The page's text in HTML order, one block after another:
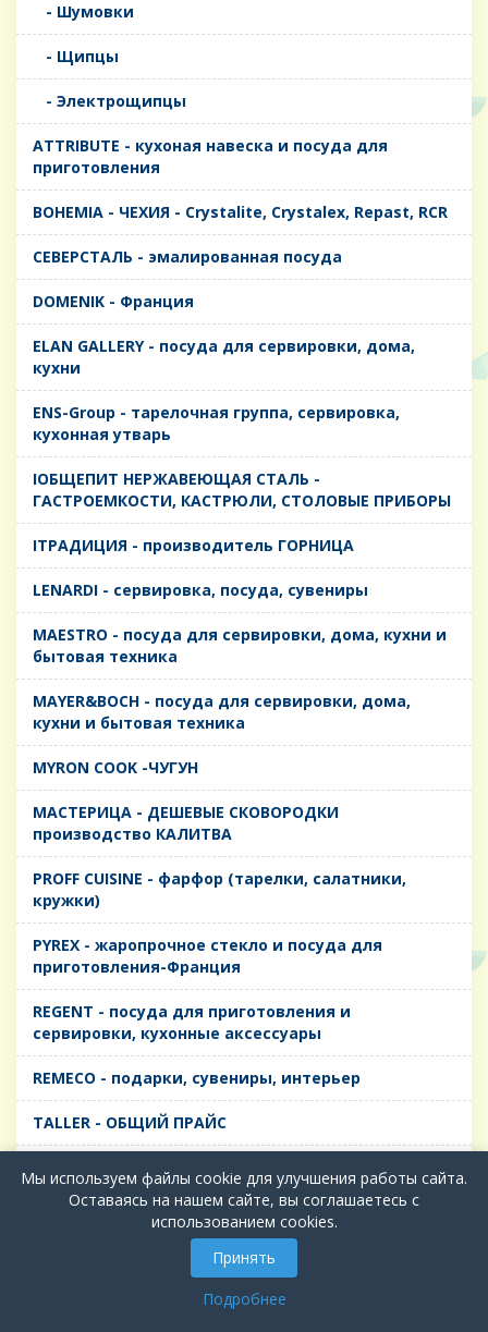
- Шумовки
- Щипцы
- Электрощипцы
ATTRIBUTE - кухоная навеска и посуда для
приготовления
BOHEMIA - ЧЕХИЯ - Crystalite, Crystalex, Repast, RCR
CЕВЕРСТАЛЬ - эмалированная посуда
DOMENIK - Франция
ELAN GALLERY - посуда для сервировки, дома,
кухни
ENS-Group - тарелочная группа, сервировка,
кухонная утварь
IОБЩЕПИТ НЕРЖАВЕЮЩАЯ СТАЛЬ -
ГАСТРОЕМКОСТИ, КАСТРЮЛИ, СТОЛОВЫЕ ПРИБОРЫ
IТРАДИЦИЯ - производитель ГОРНИЦА
LENARDI - сервировка, посуда, сувениры
MAESTRO - посуда для сервировки, дома, кухни и
бытовая техника
MAYER&BOCH - посуда для сервировки, дома,
кухни и бытовая техника
MYRON COOK -ЧУГУН
MАСТЕРИЦА - ДЕШЕВЫЕ СКОВОРОДКИ
производство КАЛИТВА
PROFF CUISINE - фарфор (тарелки, салатники,
кружки)
PYREX - жаропрочное стекло и посуда для
приготовления-Франция
REGENT - посуда для приготовления и
сервировки, кухонные аксессуары
REMECO - подарки, сувениры, интерьер
TALLER - ОБЩИЙ ПРАЙС
TIMA - посуда для приготовления и сервировки,
кухонные аксессуары
БИОСТАЛЬ - ТЕРМОСА
Мы используем файлы cookie для улучшения работы сайта.
Оставаясь на нашем сайте, вы соглашаетесь с
использованием cookies.
Принять
Подробнее